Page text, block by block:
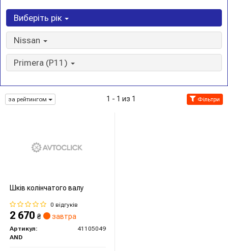
Виберіть рік
Nissan
Primera (P11)
за рейтингом 1 - 1 из 1 Фільтри
Шків колінчатого валу
0 відгуків
2 670 ₴ завтра
Артикул:
41105049
AND